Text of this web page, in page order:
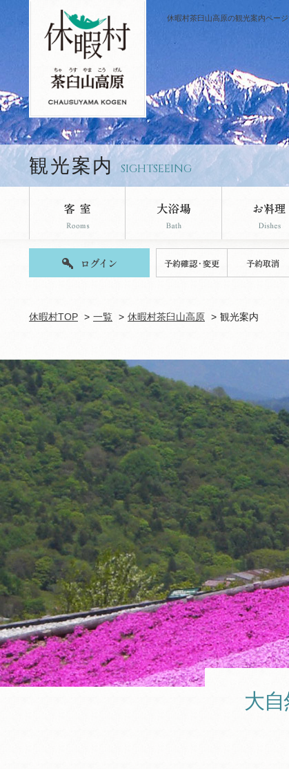
休暇村茶臼山高原の観光案内ページ
観光案内 SIGHTSEEING
休暇村TOP 一覧 休暇村茶臼山高原 観光案内
大